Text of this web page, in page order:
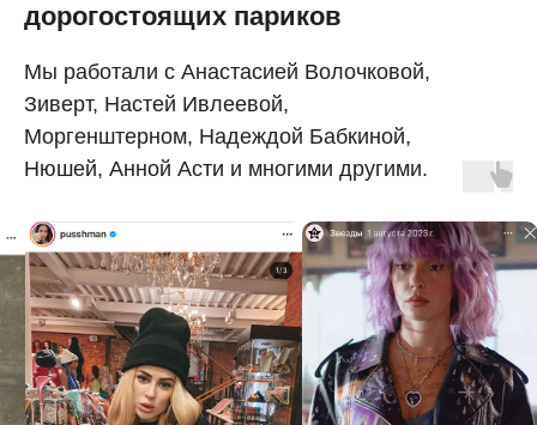
дорогостоящих париков
Мы работали с Анастасией Волочковой,
Зиверт, Настей Ивлеевой,
Моргенштерном, Надеждой Бабкиной,
Нюшей, Анной Асти и многими другими.